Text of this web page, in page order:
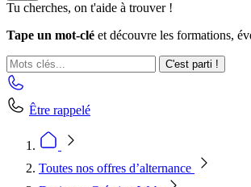
Tu cherches, on t'aide à trouver !
Tape un mot-clé et découvre les formations,
C'est parti !
Être rappelé
Toutes nos offres d’alternance